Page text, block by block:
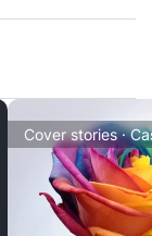
Cover stories ·